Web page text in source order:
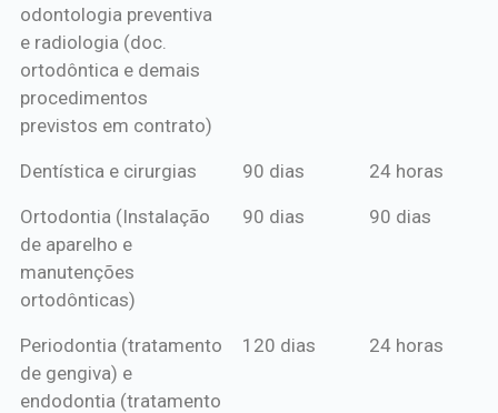
odontologia preventiva
e radiologia (doc.
ortodôntica e demais
procedimentos
previstos em contrato)
Dentística e cirurgias 90 dias 24 horas
Ortodontia (Instalação
de aparelho e
manutenções
ortodônticas)
90 dias 90 dias
Periodontia (tratamento
de gengiva) e
endodontia (tratamento
120 dias 24 horas